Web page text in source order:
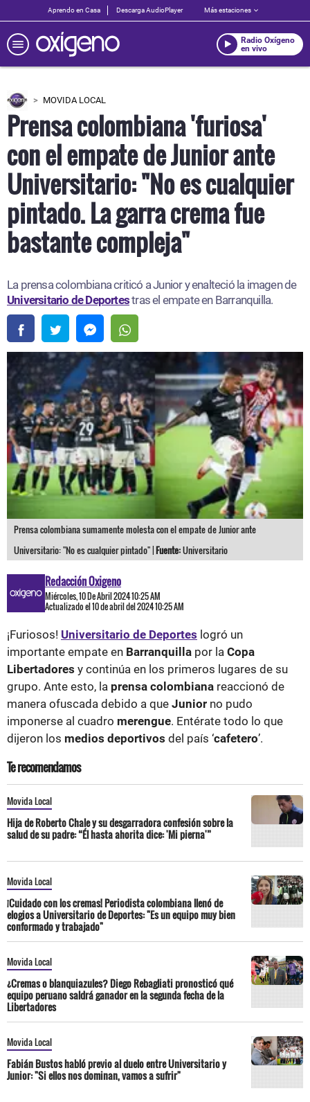
Aprendo en Casa Descarga AudioPlayer Más estaciones
Radio Oxígeno
en vivo
MOVIDA LOCAL
Prensa colombiana 'furiosa'
con el empate de Junior ante
Universitario: "No es cualquier
pintado. La garra crema fue
bastante compleja"
La prensa colombiana criticó a Junior y enalteció la imagen de
Universitario de Deportestras el empate en Barranquilla.
Prensa colombiana sumamente molesta con el empate de Junior ante
Universitario: "No es cualquier pintado" |Fuente:Universitario
Redacción Oxigeno
Miércoles, 10 De Abril 2024 10:25 AM
Actualizado el 10 de abril del 2024 10:25 AM
¡Furiosos! Universitario de Deportes logró un
importante empate en Barranquilla por la Copa
Libertadores y continúa en los primeros lugares de su
grupo. Ante esto, la prensa colombiana reaccionó de
manera ofuscada debido a que Junior no pudo
imponerse al cuadro merengue. Entérate todo lo que
dijeron los medios deportivos del país ‘cafetero’.
Te recomendamos
Movida Local
Hija de Roberto Chale y su desgarradora confesión sobre la
salud de su padre: “Él hasta ahorita dice: 'Mi pierna'”
Movida Local
¡Cuidado con los cremas! Periodista colombiana llenó de
elogios a Universitario de Deportes: "Es un equipo muy bien
conformado y trabajado"
Movida Local
¿Cremas o blanquiazules? Diego Rebagliati pronosticó qué
equipo peruano saldrá ganador en la segunda fecha de la
Libertadores
Movida Local
Fabián Bustos habló previo al duelo entre Universitario y
Junior: "Si ellos nos dominan, vamos a sufrir"